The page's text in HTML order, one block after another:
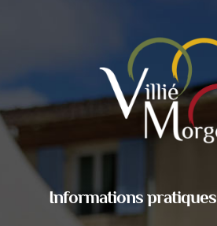
Informations pratiques